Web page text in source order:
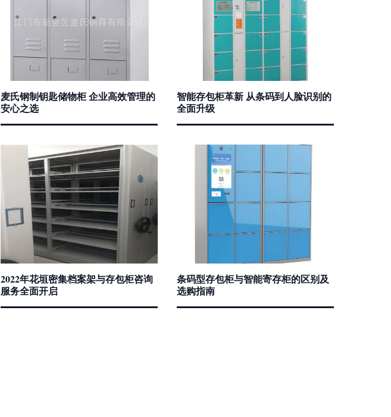
麦氏钢制钥匙储物柜 企业高效管理的
安心之选
智能存包柜革新 从条码到人脸识别的
全面升级
2022年花垣密集档案架与存包柜咨询
服务全面开启
条码型存包柜与智能寄存柜的区别及
选购指南